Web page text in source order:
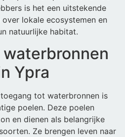
is het een uitstekende
lokale ecosystemen en
natuurlijke habitat.
Ypra
tot waterbronnen is
poelen. Deze poelen
en dienen als belangrijke
Ze brengen leven naar